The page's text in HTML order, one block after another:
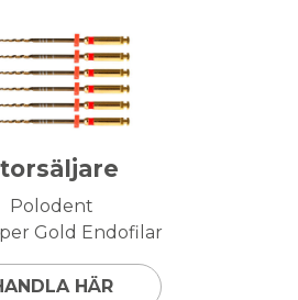
Polodent
Gold Endofilar
HÄR